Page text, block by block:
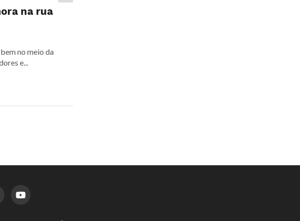
na rua
no meio da
e...